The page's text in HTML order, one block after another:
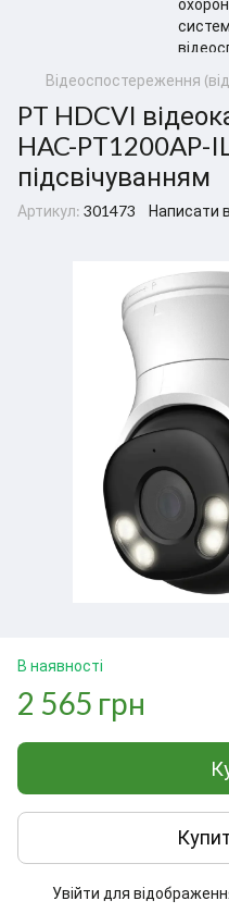
Відеоспостереження
PT HDCVI
HAC-PT1200AP-
підсвічуванням
Артикул: 301473 Написати
В наявності
2 565 грн
Увійти для